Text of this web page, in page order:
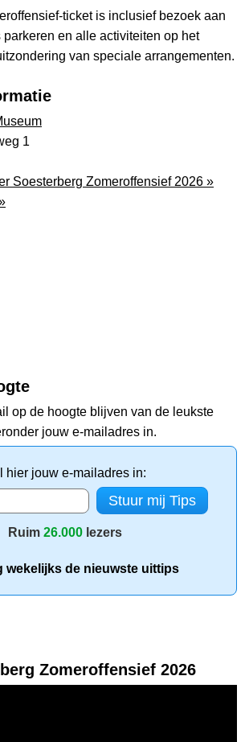
ticket is inclusief bezoek aan
parkeren en alle activiteiten op het
van speciale arrangementen.
1
Soesterberg Zomeroffensief 2026 »
op de hoogte blijven van de leukste
jouw e-mailadres in.
hier jouw e-mailadres in:
Ruim 26.000 lezers
wekelijks de nieuwste uittips
Zomeroffensief 2026